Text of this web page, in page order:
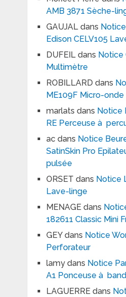
AMB 3871 Sèche-
GAUJALdans
Edison CELV105
DUFEILdans Notice
Multimètre
ROBILLARD dans
ME109F Micro-onde
marlats dans Notice
RE Perceuse à
acdans Notice
SatinSkin Pro
pulsée
ORSET dans Notice
Lave-linge
MENAGEdans
182611 Classic Mini
GEYdans Notice
Perforateur
lamydans Notice
A1 Ponceuse à
LAGUERREdans